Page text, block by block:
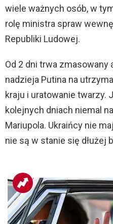
wiele ważnych osób, w
rolę ministra spraw
Republiki Ludowej.
Od 2 dni trwa zmasowany
nadzieja Putina na
kraju i uratowanie twarzy.
kolejnych dniach niemal
Mariupola. Ukraińcy nie
nie są w stanie się dłużej